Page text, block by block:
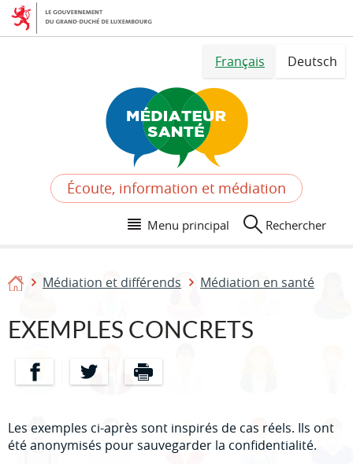
Aller
Aller
au
Écoute, information et médiation
Menu principal Rechercher
Changer
de
langue
Français Deutsch
Accueil
Médiation et différends Médiation en santé
EXEMPLES CONCRETS
Partager sur Facebook
Partager sur Twitter
Les exemples ci-après sont inspirés de cas réels. Ils ont
été anonymisés pour sauvegarder la confidentialité.